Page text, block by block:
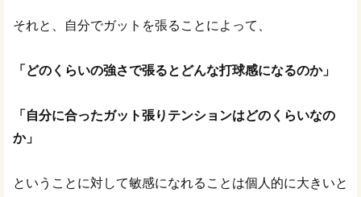
それと、自分でガットを張ることによって、
「どのくらいの強さで張るとどんな打球感になるのか」
「自分に合ったガット張りテンションはどのくらいなの
か」
ということに対して敏感になれることは個人的に大きいと